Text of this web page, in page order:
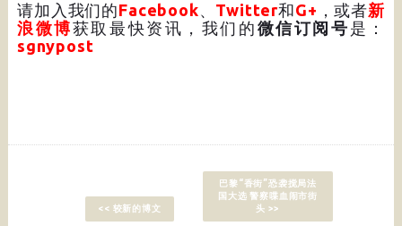
请加入我们的Facebook、 Twitter和G+ ，或者新
浪微博获取最快资讯，我们的 微信订阅号 是：
sgnypost
<< 较新的博文
巴黎“香街”恐袭搅局法
国大选 警察喋血闹市街
头 >>